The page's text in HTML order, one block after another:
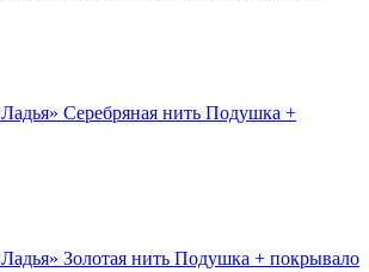
Серебряная нить Подушка +
Золотая нить Подушка + покрывало